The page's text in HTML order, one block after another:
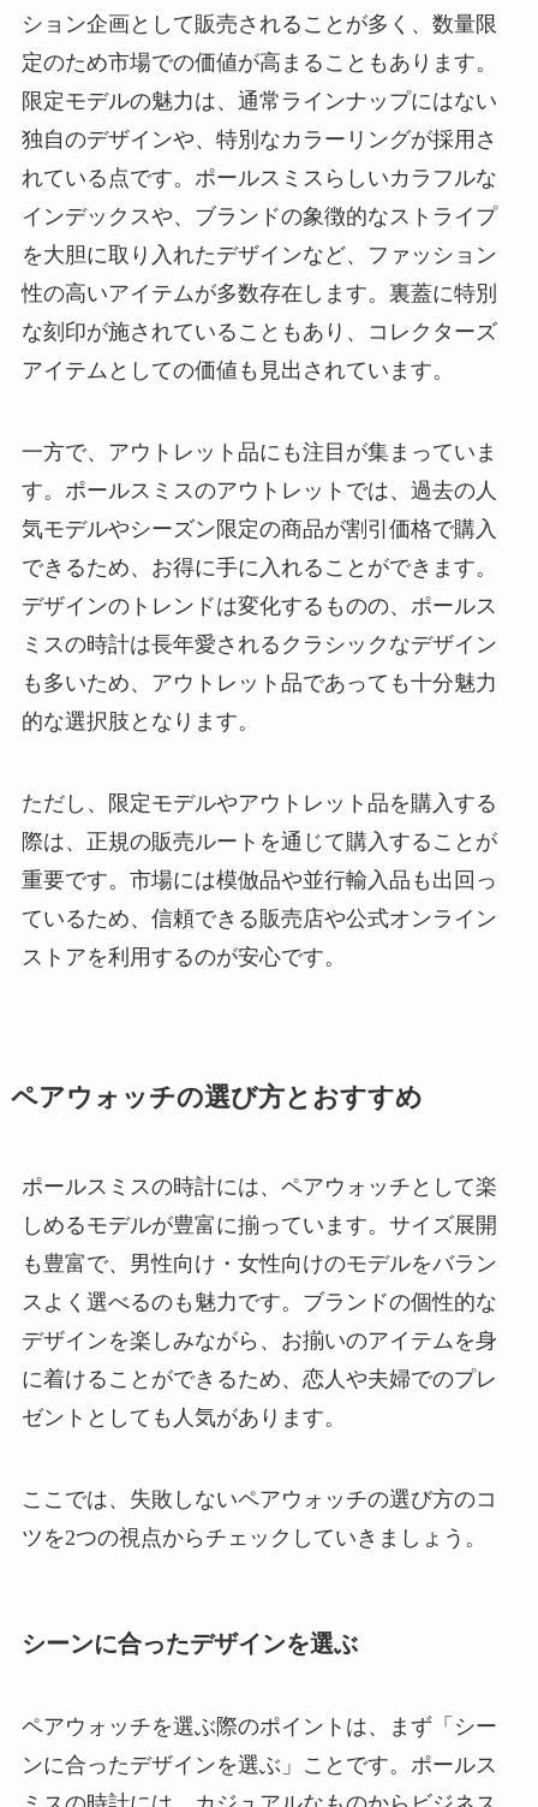
ション企画として販売されることが多く、数量限
定のため市場での価値が高まることもあります。
限定モデルの魅力は、通常ラインナップにはない
独自のデザインや、特別なカラーリングが採用さ
れている点です。ポールスミスらしいカラフルな
インデックスや、ブランドの象徴的なストライプ
を大胆に取り入れたデザインなど、ファッション
性の高いアイテムが多数存在します。裏蓋に特別
な刻印が施されていることもあり、コレクターズ
アイテムとしての価値も見出されています。
一方で、アウトレット品にも注目が集まっていま
す。ポールスミスのアウトレットでは、過去の人
気モデルやシーズン限定の商品が割引価格で購入
できるため、お得に手に入れることができます。
デザインのトレンドは変化するものの、ポールス
ミスの時計は長年愛されるクラシックなデザイン
も多いため、アウトレット品であっても十分魅力
的な選択肢となります。
ただし、限定モデルやアウトレット品を購入する
際は、正規の販売ルートを通じて購入することが
重要です。市場には模倣品や並行輸入品も出回っ
ているため、信頼できる販売店や公式オンライン
ストアを利用するのが安心です。
ペアウォッチの選び方とおすすめ
ポールスミスの時計には、ペアウォッチとして楽
しめるモデルが豊富に揃っています。サイズ展開
も豊富で、男性向け・女性向けのモデルをバラン
スよく選べるのも魅力です。ブランドの個性的な
デザインを楽しみながら、お揃いのアイテムを身
に着けることができるため、恋人や夫婦でのプレ
ゼントとしても人気があります。
ここでは、失敗しないペアウォッチの選び方のコ
ツを2つの視点からチェックしていきましょう。
シーンに合ったデザインを選ぶ
ペアウォッチを選ぶ際のポイントは、まず「シー
ンに合ったデザインを選ぶ」ことです。ポールス